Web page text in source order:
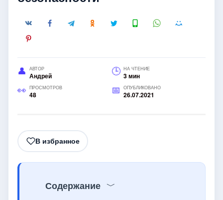
АВТОР
Андрей
НА ЧТЕНИЕ
3 мин
ПРОСМОТРОВ
48
ОПУБЛИКОВАНО
26.07.2021
В избранное
Содержание